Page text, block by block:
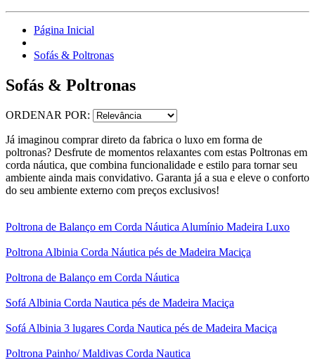
Página Inicial
Sofás & Poltronas
Sofás & Poltronas
ORDENAR POR:
Já imaginou comprar direto da fabrica o luxo em forma de
poltronas? Desfrute de momentos relaxantes com estas Poltronas em
corda náutica, que combina funcionalidade e estilo para tornar seu
ambiente ainda mais convidativo. Garanta já a sua e eleve o conforto
do seu ambiente externo com preços exclusivos!
Poltrona de Balanço em Corda Náutica Alumínio Madeira Luxo
Poltrona Albinia Corda Náutica pés de Madeira Maciça
Poltrona de Balanço em Corda Náutica
Sofá Albinia Corda Nautica pés de Madeira Maciça
Sofá Albinia 3 lugares Corda Nautica pés de Madeira Maciça
Poltrona Painho/ Maldivas Corda Nautica